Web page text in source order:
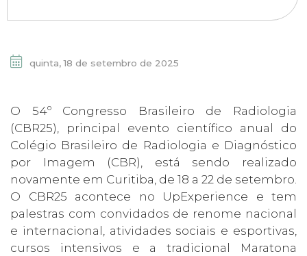
quinta, 18 de setembro de 2025
O 54º Congresso Brasileiro de Radiologia
(CBR25), principal evento científico anual do
Colégio Brasileiro de Radiologia e Diagnóstico
por Imagem (CBR), está sendo realizado
novamente em Curitiba, de 18 a 22 de setembro.
O CBR25 acontece no UpExperience e tem
palestras com convidados de renome nacional
e internacional, atividades sociais e esportivas,
cursos intensivos e a tradicional Maratona